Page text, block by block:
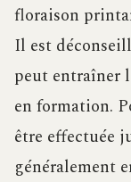
floraison
Il est
peut entraîner
en formation.
être effectuée
généralement